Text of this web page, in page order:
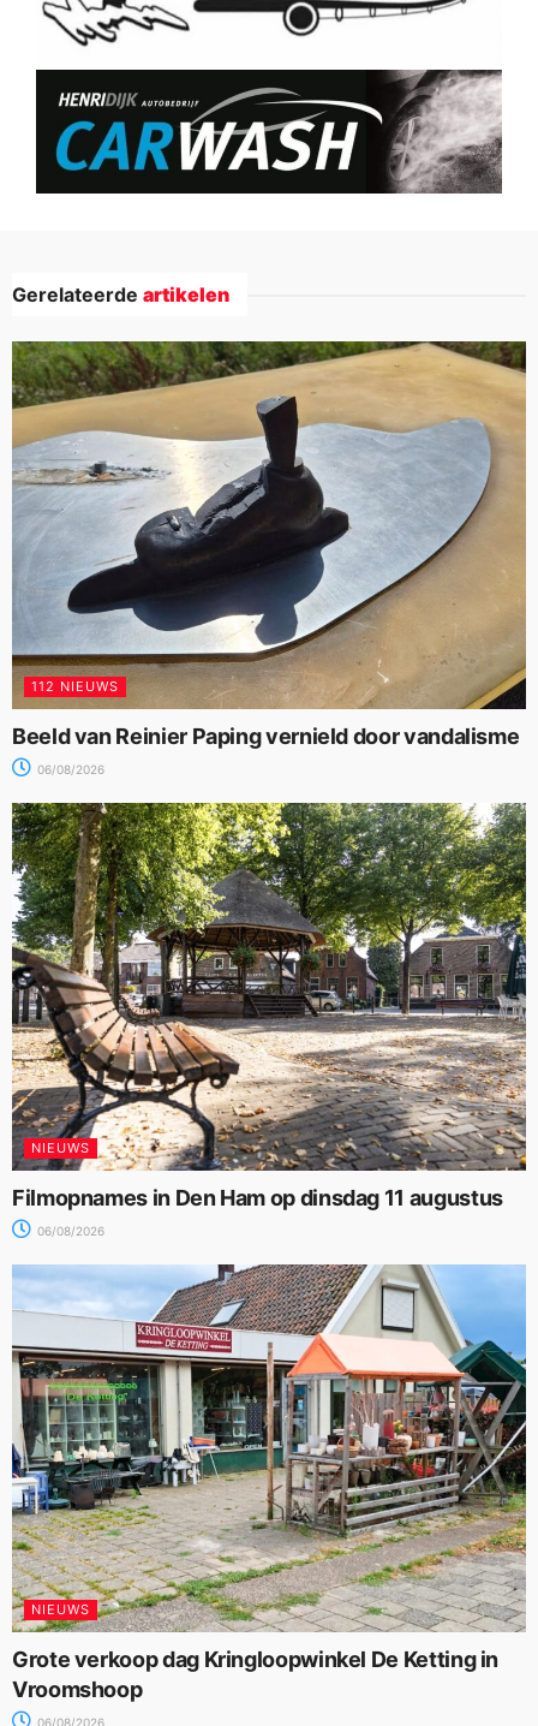
Gerelateerde artikelen
112 NIEUWS
Beeld van Reinier Paping vernield door vandalisme
06/08/2026
NIEUWS
Filmopnames in Den Ham op dinsdag 11 augustus
06/08/2026
NIEUWS
Grote verkoop dag Kringloopwinkel De Ketting in
Vroomshoop
06/08/2026